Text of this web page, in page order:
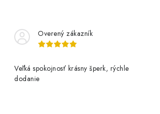
Overený zákazník
Veľká spokojnosť krásny šperk, rýchle
dodanie